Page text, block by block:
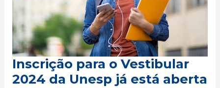
Inscrição para o Vestibular
2024 da Unesp já está aberta
Unesp
já
está
aberta